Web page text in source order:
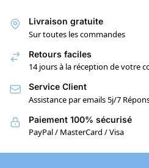
Livraison gratuite
Sur toutes les commandes
Retours faciles
14 jours à la réception de votre
Service Client
Assistance par emails 5j/7
Paiement 100% sécurisé
PayPal / MasterCard / Visa